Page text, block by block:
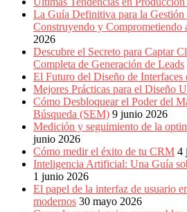
La Guía Definitiva para la Gestión
Construyendo y Comprometiendo
2026
Descubre el Secreto para Captar
Completa de Generación de Leads
El Futuro del Diseño de Interfaces
Mejores Prácticas para el Diseño
Cómo Desbloquear el Poder del
Búsqueda (SEM) 9 junio 2026
Medición y seguimiento de la
junio 2026
Cómo medir el éxito de tu CRM 4
Inteligencia Artificial: Una Guía
1 junio 2026
El papel de la interfaz de usuario
modernos 30 mayo 2026